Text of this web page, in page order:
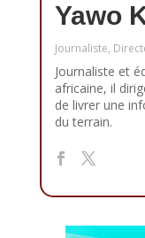
Yawo
Journaliste,
Journaliste et
africaine, il
de livrer une
du terrain.